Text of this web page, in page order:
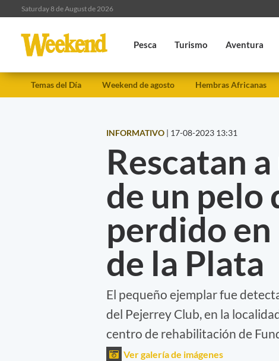
Saturday 8 de August de 2026
Pesca Turismo Aventura
Temas del Día Weekend de agosto Hembras Africanas
INFORMATIVO | 17-08-2023 13:31
Rescatan
de un pelo
perdido en
de la Plata
El pequeño ejemplar fue
del Pejerrey Club, en la
centro de rehabilitación de
Ver galería de imágenes